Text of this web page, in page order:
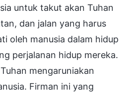
untuk takut akan Tuhan
dan jalan yang harus
oleh manusia dalam hidup
perjalanan hidup mereka.
mengaruniakan
Firman ini yang